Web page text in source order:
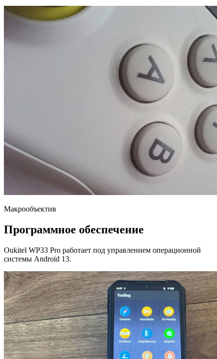
Макрообъектив
Программное обеспечение
Oukitel WP33 Pro работает под управлением операционной
системы Android 13.